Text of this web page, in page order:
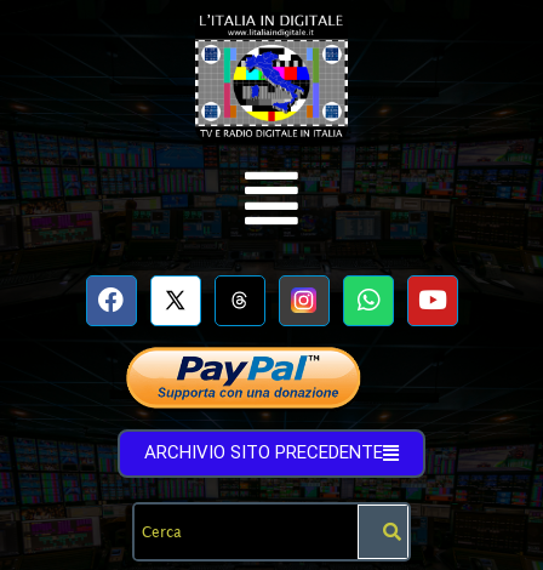
ARCHIVIO SITO PRECEDENTE